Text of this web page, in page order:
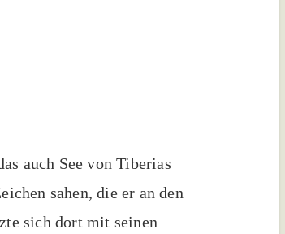
auch See von Tiberias
sahen, die er an den
sich dort mit seinen